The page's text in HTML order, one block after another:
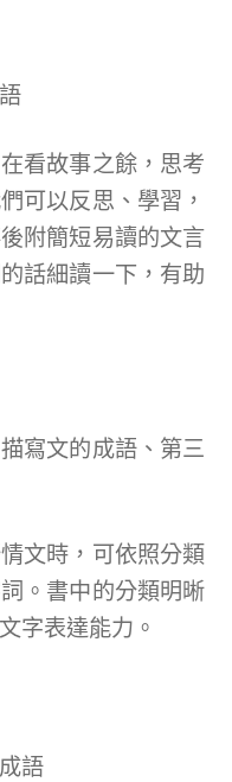
看故事之餘，思考
可以反思、學習，
附簡短易讀的文言
話細讀一下，有助
寫文的成語、第三
文時，可依照分類
。書中的分類明晰
字表達能力。
語